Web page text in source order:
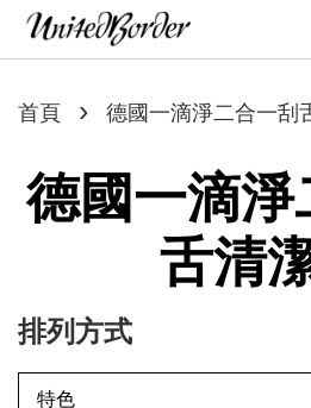
首頁 › 德國一滴淨二合一刮
德國一滴淨
舌清
排列方式